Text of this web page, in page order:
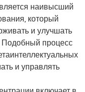
наивысший
который
и улучшать
процесс
и управлять